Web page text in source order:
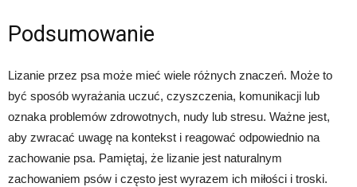
Podsumowanie
Lizanie przez psa może mieć wiele różnych znaczeń. Może to
być sposób wyrażania uczuć, czyszczenia, komunikacji lub
oznaka problemów zdrowotnych, nudy lub stresu. Ważne jest,
aby zwracać uwagę na kontekst i reagować odpowiednio na
zachowanie psa. Pamiętaj, że lizanie jest naturalnym
zachowaniem psów i często jest wyrazem ich miłości i troski.